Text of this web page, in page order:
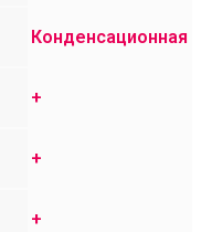
Конденсационная
+
+
+